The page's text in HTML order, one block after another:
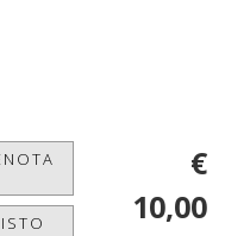
€
10,00